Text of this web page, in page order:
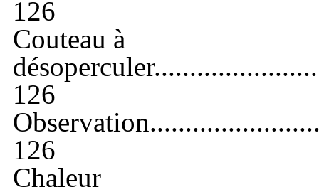
126
Couteau à
désoperculer.
126
Observation.
126
Chaleur